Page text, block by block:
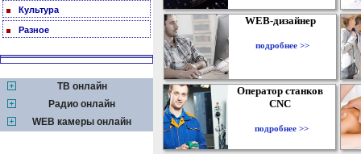
Культура
Разное
ТВ онлайн
Радио онлайн
WEB камеры онлайн
WEB-дизайнер
подробнее >>
Оператор станков
CNC
подробнее >>